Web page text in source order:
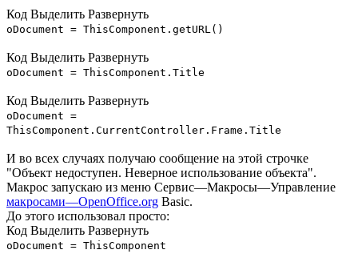
Код Выделить Развернуть
oDocument = ThisComponent.getURL()
Код Выделить Развернуть
oDocument = ThisComponent.Title
Код Выделить Развернуть
oDocument =
ThisComponent.CurrentController.Frame.Title
И во всех случаях получаю сообщение на этой строчке
"Объект недоступен. Неверное использование объекта".
Макрос запускаю из меню Сервис—Макросы—Управление
макросами—OpenOffice.org Basic.
До этого использовал просто:
Код Выделить Развернуть
oDocument = ThisComponent